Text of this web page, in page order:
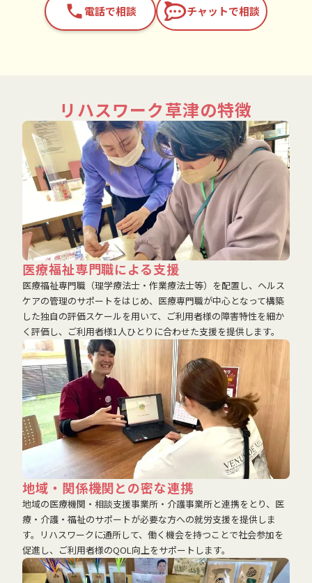
phone電話で相談 チャットで相談
リハスワーク草津の特徴
医療福祉専門職による支援
医療福祉専門職（理学療法士・作業療法士等）を配置し、ヘルス
ケアの管理のサポートをはじめ、医療専門職が中心となって構築
した独自の評価スケールを用いて、ご利用者様の障害特性を細か
く評価し、ご利用者様1人ひとりに合わせた支援を提供します。
地域・関係機関との密な連携
地域の医療機関・相談支援事業所・介護事業所と連携をとり、医
療・介護・福祉のサポートが必要な方への就労支援を提供しま
す。リハスワークに通所して、働く機会を持つことで社会参加を
促進し、ご利用者様のQOL向上をサポートします。